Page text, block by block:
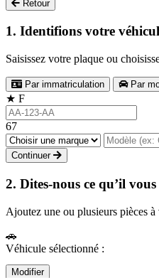
Retour
1. Identifions votre
Saisissez votre plaque ou
Par immatriculation Par
★ F
67
Continuer
2. Dites-nous ce qu’il
Ajoutez une ou plusieurs pièces à
🚗
Véhicule sélectionné :
Modifier